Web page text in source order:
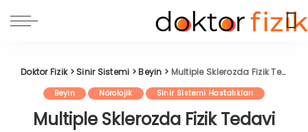
Doktor Fizik>Sinir Sistemi >Beyin > Multiple Sklerozda Fizik Tedavi
Beyin Nörolojik Sinir Sistemi Hastalıkları
Multiple Sklerozda Fizik Tedavi